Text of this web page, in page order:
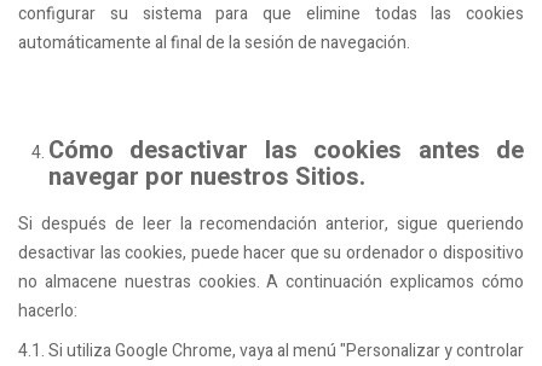
configurar su sistema para que elimine todas las cookies
automáticamente al final de la sesión de navegación.
Cómo desactivar las cookies antes de
navegar por nuestros Sitios.
Si después de leer la recomendación anterior, sigue queriendo
desactivar las cookies, puede hacer que su ordenador o dispositivo
no almacene nuestras cookies. A continuación explicamos cómo
hacerlo:
4.1. Si utiliza Google Chrome, vaya al menú "Personalizar y controlar